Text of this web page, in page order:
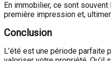
En immobilier, ce sont
première impression et,
Conclusion
L’été est une période parfaite